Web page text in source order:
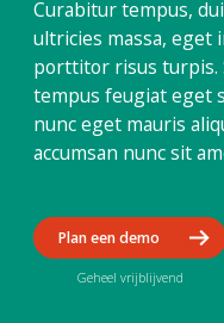
Curabitur tempus,
ultricies massa, eget
porttitor risus turpis.
tempus feugiat eget
nunc eget mauris
accumsan nunc sit
Plan een demo